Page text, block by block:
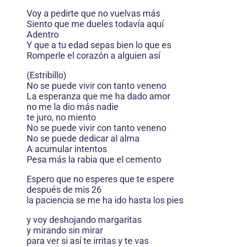
Voy a pedirte que no vuelvas más
Siento que me dueles todavía aquí
Adentro
Y que a tu edad sepas bien lo que es
Romperle el corazón a alguien así
(Estribillo)
No se puede vivir con tanto veneno
La esperanza que me ha dado amor
no me la dio más nadie
te juro, no miento
No se puede vivir con tanto veneno
No se puede dedicar al alma
A acumular intentos
Pesa más la rabia que el cemento
Espero que no esperes que te espere
después de mis 26
la paciencia se me ha ido hasta los pies
y voy deshojando margaritas
y mirando sin mirar
para ver si así te irritas y te vas